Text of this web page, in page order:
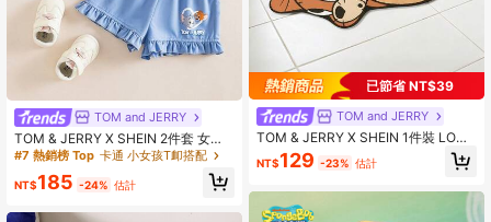
TOM and JERRY
TOM & JERRY X SHEIN 2件套 女童
休闲卡通图案圆领短袖上衣和短裤
#7 熱銷榜 Top 卡通 小女孩T卹搭配
NT$185 -24% 估計
已節省 NT$39
TOM and JERRY
TOM & JERRY X SHEIN 1件裝 LOGO
裝飾地毯
NT$129 -23% 估計